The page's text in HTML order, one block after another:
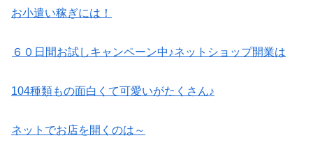
お小遣い稼ぎには！
６０日間お試しキャンペーン中♪ネットショップ開業は
104種類もの面白くて可愛いがたくさん♪
ネットでお店を開くのは～